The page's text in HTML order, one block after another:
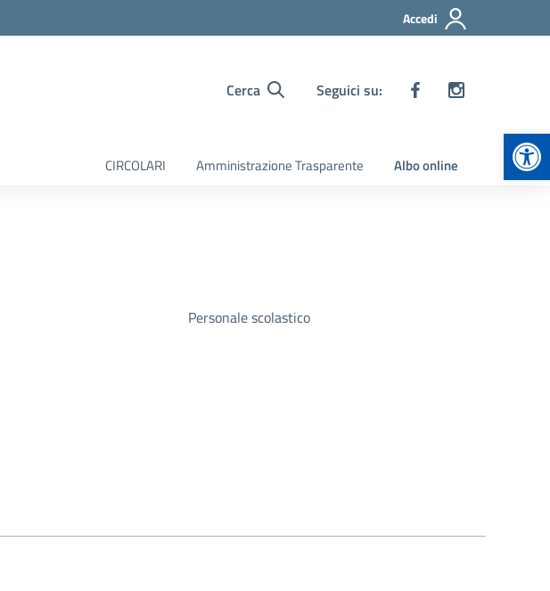
Accedi
Cerca Seguici su:
CIRCOLARI Amministrazione Trasparente Albo online
Personale scolastico